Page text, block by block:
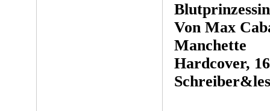
Blutprinzessin
Von Max
Manchette
Hardcover,